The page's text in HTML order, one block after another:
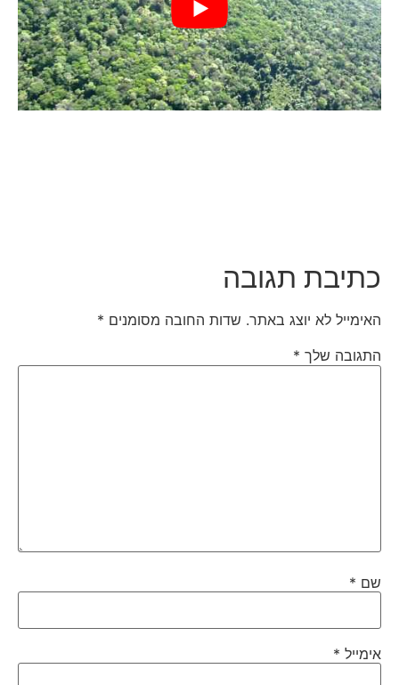
כתיבת תגובה
האימייל לא יוצג באתר. שדות החובה מסומנים *
התגובה שלך *
שם *
אימייל *